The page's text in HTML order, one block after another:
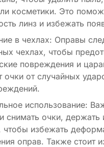
косметики. Это
линз и избежать
в чехлах: Оправы
чехлах, чтобы
повреждения и
от случайных
использование:
снимать очки,
чтобы избежать
оправ. Также стоит